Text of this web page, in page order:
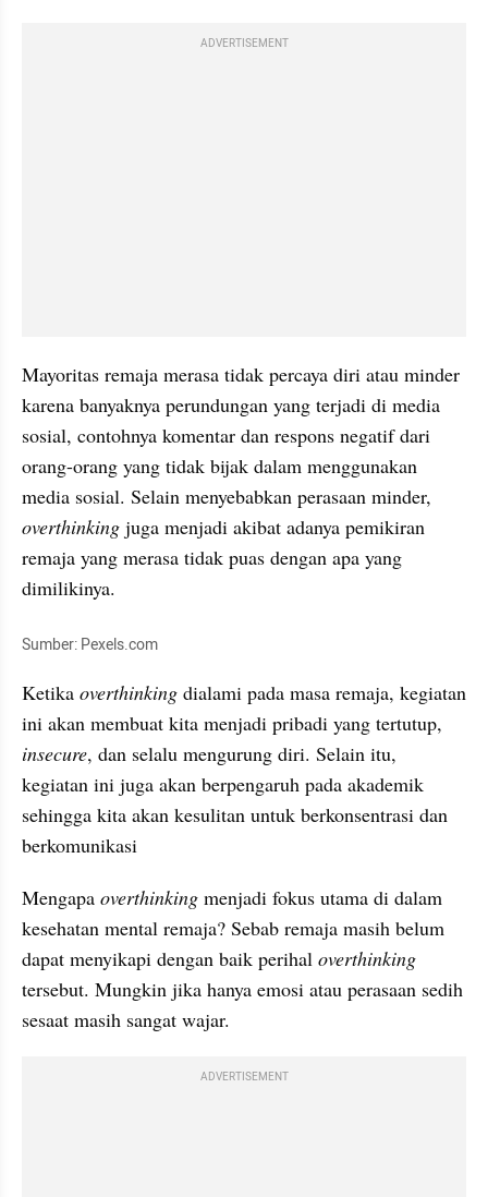
ADVERTISEMENT
Mayoritas remaja merasa tidak percaya diri atau minder
karena banyaknya perundungan yang terjadi di media
sosial, contohnya komentar dan respons negatif dari
orang-orang yang tidak bijak dalam menggunakan
overthinking juga menjadi akibat adanya pemikiran
remaja yang merasa tidak puas dengan apa yang
dimilikinya.
Sumber: Pexels.com
Ketika overthinking dialami pada masa remaja, kegiatan
insecure, dan selalu mengurung diri. Selain itu,
kegiatan ini juga akan berpengaruh pada akademik
sehingga kita akan kesulitan untuk berkonsentrasi dan
berkomunikasi
Mengapa overthinking menjadi fokus utama di dalam
kesehatan mental remaja? Sebab remaja masih belum
dapat menyikapi dengan baik perihal
tersebut. Mungkin jika hanya emosi atau perasaan sedih
sesaat masih sangat wajar.
ADVERTISEMENT